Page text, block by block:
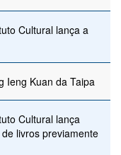
Cultural lança a
Ieng Kuan da Taipa
Cultural lança
livros previamente